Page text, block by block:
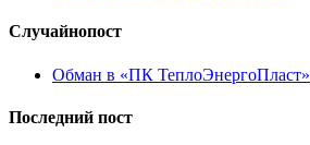
Случайнопост
Обман в «ПК ТеплоЭнергоПласт»
Последний пост